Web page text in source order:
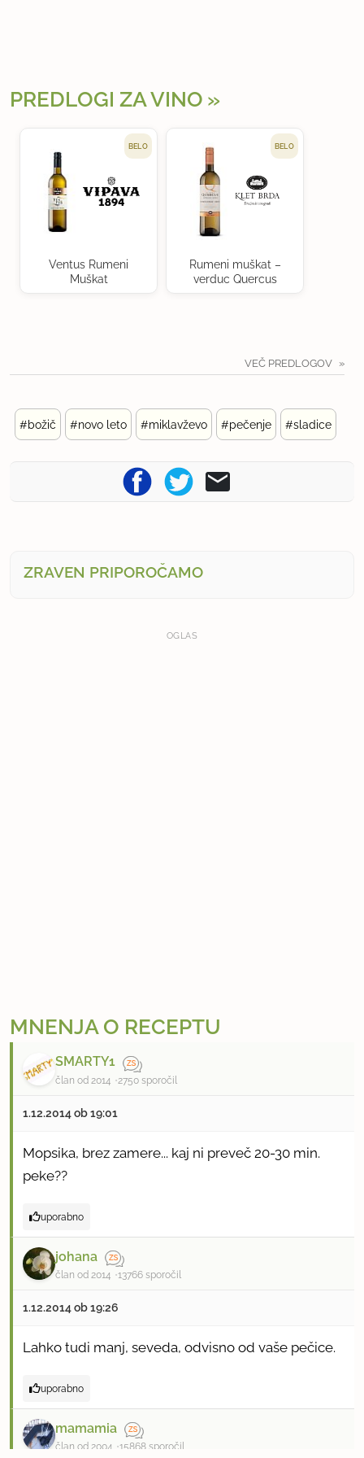
PREDLOGI ZA VINO
BELO
Ventus Rumeni
Muškat
BELO
Rumeni muškat –
verduc Quercus
VEČ PREDLOGOV
#božič #novo leto #miklavževo #pečenje #sladice
ZRAVEN PRIPOROČAMO
OGLAS
MNENJA O RECEPTU
SMARTY1
član od 2014 2750 sporočil
1.12.2014 ob 19:01
Mopsika, brez zamere... kaj ni preveč 20-30 min.
peke??
uporabno
johana
član od 2014 13766 sporočil
1.12.2014 ob 19:26
Lahko tudi manj, seveda, odvisno od vaše pečice.
uporabno
mamamia
član od 2004 15868 sporočil